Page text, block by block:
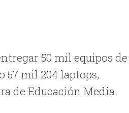
50 mil equipos de
57 mil 204 laptops,
de Educación Media